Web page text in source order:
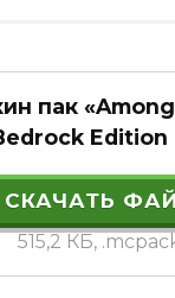
пак
Edition
СКАЧАТЬ
515,2 КБ,